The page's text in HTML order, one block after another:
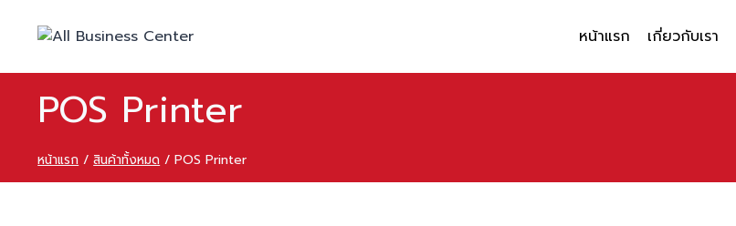
หน้าแรก เกี่ยวกับเรา
POS Printer
หน้าแรก / สินค้าทั้งหมด / POS Printer